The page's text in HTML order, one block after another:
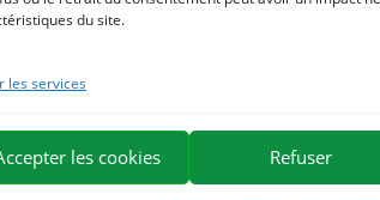
du site.
les services
les cookies Refuser
également unelotion de soin lustrante
en vitamine B5 et huile de macadamia